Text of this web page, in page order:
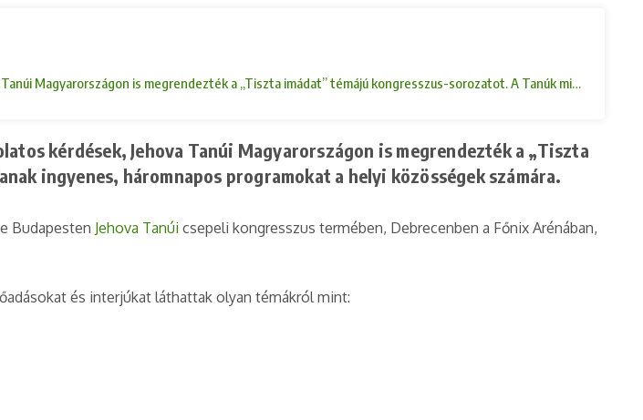
Magyarországon is megrendezték a „Tiszta imádat” témájú kongresszus-sorozatot. A Tanúk minden
kérdések, Jehova Tanúi Magyarországon is megrendezték a „Tiszta
ingyenes, háromnapos programokat a helyi közösségek számára.
Budapesten Jehova Tanúi csepeli kongresszus termében, Debrecenben a Főnix Arénában,
és interjúkat láthattak olyan témákról mint: